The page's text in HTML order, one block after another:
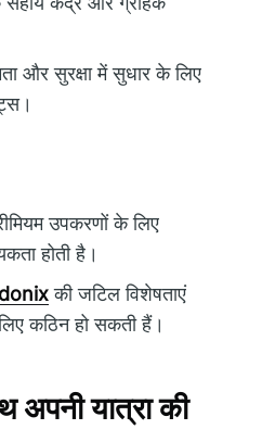
और सुरक्षा में सुधार के लिए
उपकरणों के लिए
होती है।
की जटिल विशेषताएं
कठिन हो सकती हैं।
यात्रा की